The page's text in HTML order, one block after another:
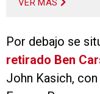
VER MÁS
Por debajo se
retirado Ben
John Kasich,